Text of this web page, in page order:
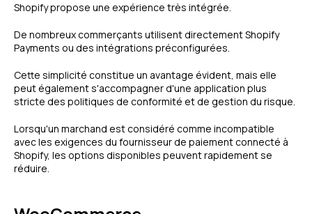
Shopify propose une expérience très intégrée.
De nombreux commerçants utilisent directement Shopify
Payments ou des intégrations préconfigurées.
Cette simplicité constitue un avantage évident, mais elle
peut également s'accompagner d'une application plus
stricte des politiques de conformité et de gestion du risque.
Lorsqu'un marchand est considéré comme incompatible
avec les exigences du fournisseur de paiement connecté à
Shopify, les options disponibles peuvent rapidement se
réduire.